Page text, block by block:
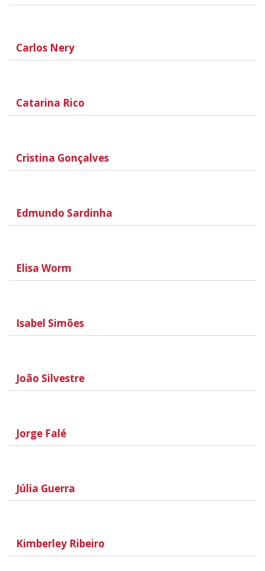
Carlos Nery
Catarina Rico
Cristina Gonçalves
Edmundo Sardinha
Elisa Worm
Isabel Simões
João Silvestre
Jorge Falé
Júlia Guerra
Kimberley Ribeiro